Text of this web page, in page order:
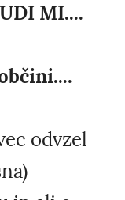
MI....
odvzel